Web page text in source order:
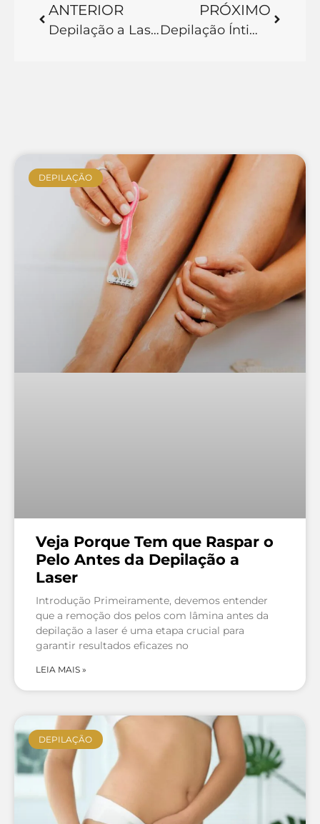
ANTERIOR
Depilação a Laser Perianal Dói? Conheça esse Procedimento!
PRÓXIMO
Depilação Íntima Masculina: Tudo o Que Você Precisa Saber
DEPILAÇÃO
Veja Porque Tem que Raspar o
Pelo Antes da Depilação a
Laser
Introdução Primeiramente, devemos entender
que a remoção dos pelos com lâmina antes da
depilação a laser é uma etapa crucial para
garantir resultados eficazes no
LEIA MAIS »
DEPILAÇÃO